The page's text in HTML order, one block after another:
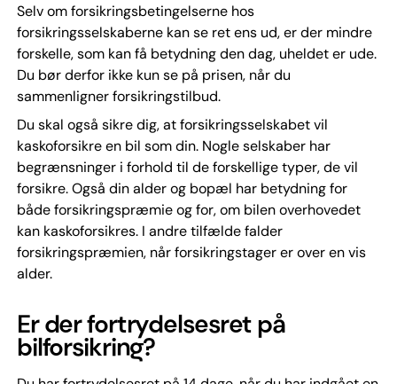
Selv om forsikringsbetingelserne hos
forsikringsselskaberne kan se ret ens ud, er der mindre
forskelle, som kan få betydning den dag, uheldet er ude.
Du bør derfor ikke kun se på prisen, når du
sammenligner forsikringstilbud.
Du skal også sikre dig, at forsikringsselskabet vil
kaskoforsikre en bil som din. Nogle selskaber har
begrænsninger i forhold til de forskellige typer, de vil
forsikre. Også din alder og bopæl har betydning for
både forsikringspræmie og for, om bilen overhovedet
kan kaskoforsikres. I andre tilfælde falder
forsikringspræmien, når forsikringstager er over en vis
alder.
Er der fortrydelsesret på
bilforsikring?